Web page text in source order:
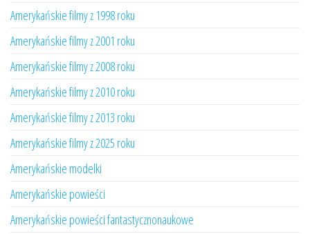
Amerykańskie filmy z 1998 roku
Amerykańskie filmy z 2001 roku
Amerykańskie filmy z 2008 roku
Amerykańskie filmy z 2010 roku
Amerykańskie filmy z 2013 roku
Amerykańskie filmy z 2025 roku
Amerykańskie modelki
Amerykańskie powieści
Amerykańskie powieści fantastycznonaukowe